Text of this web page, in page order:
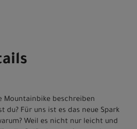
Mountainbike beschreiben
du? Für uns ist es das neue Spark
Weil es nicht nur leicht und